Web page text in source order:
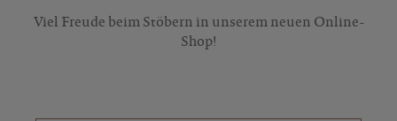
Viel Freude beim Stöbern in unserem neuen Online-
Shop!